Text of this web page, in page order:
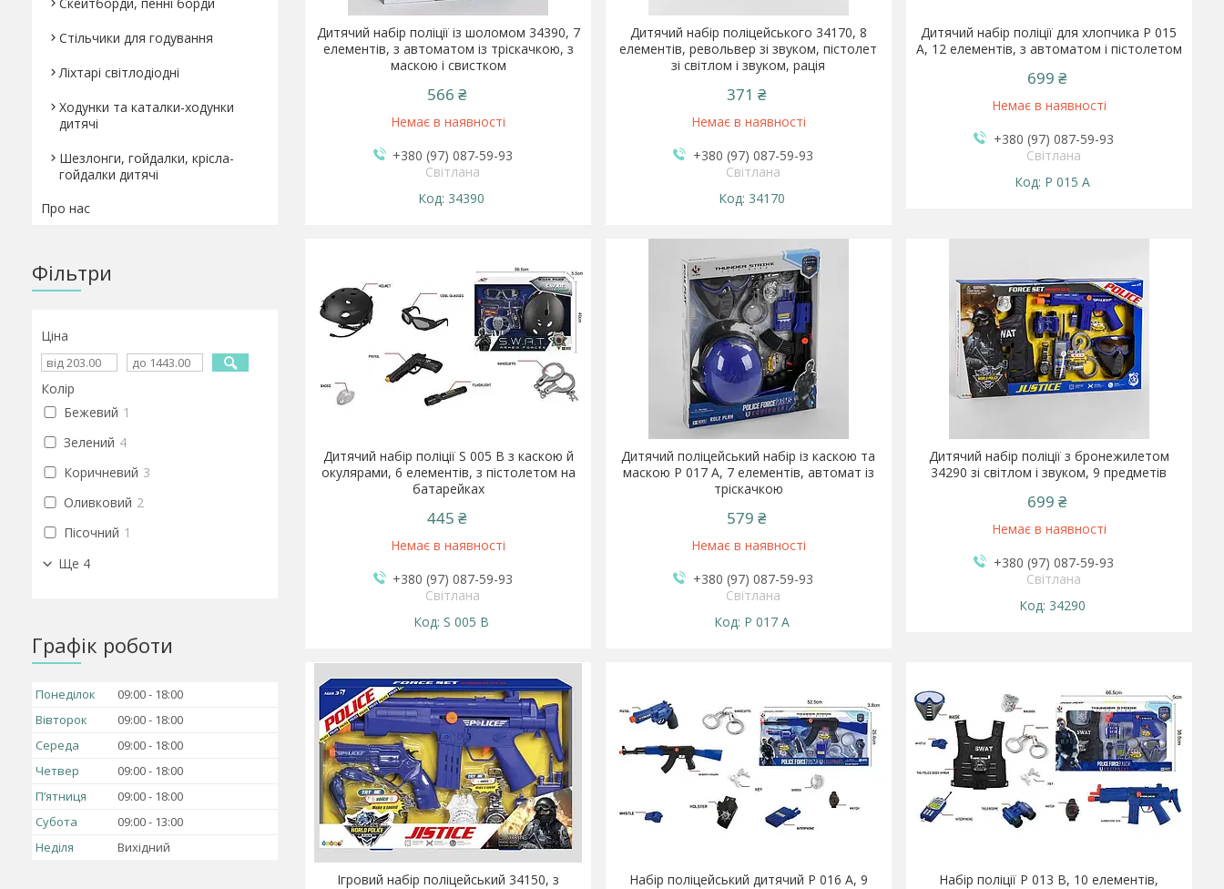
Дитячий набір поліції із шоломом 34390, 7
елементів, з автоматом із тріскачкою, з
маскою і свистком
566 ₴
Немає в наявності
+380 (97) 087-59-93
Світлана
34390
Дитячий набір поліцейського 34170, 8
елементів, револьвер зі звуком, пістолет
зі світлом і звуком, рація
371 ₴
Немає в наявності
+380 (97) 087-59-93
Світлана
34170
Дитячий набір поліції для хлопчика Р 015
А, 12 елементів, з автоматом і пістолетом
699 ₴
Немає в наявності
+380 (97) 087-59-93
Світлана
Р 015 А
Дитячий набір поліції S 005 B з каскою й
окулярами, 6 елементів, з пістолетом на
батарейках
445 ₴
Немає в наявності
+380 (97) 087-59-93
Світлана
S 005 B
Дитячий поліцейський набір із каскою та
маскою P 017 A, 7 елементів, автомат із
тріскачкою
579 ₴
Немає в наявності
+380 (97) 087-59-93
Світлана
P 017 A
Дитячий набір поліції з бронежилетом
34290 зі світлом і звуком, 9 предметів
699 ₴
Немає в наявності
+380 (97) 087-59-93
Світлана
34290
Ігровий набір поліцейський 34150, з
Набір поліцейський дитячий P 016 A, 9
Набір поліції P 013 B, 10 елементів,
Стільчики для годування
Ліхтарі світлодіодні
Ходунки та каталки-ходунки
дитячі
Шезлонги, гойдалки, крісла-
гойдалки дитячі
Про нас
Фільтри
Ціна
Колір
Бежевий 1
Зелений 4
Коричневий 3
Оливковий 2
Пісочний 1
Ще 4
Графік роботи
Понеділок 09:00
18:00
Вівторок
09:00
18:00
Середа
09:00
18:00
Четвер
09:00
18:00
Пʼятниця
09:00
18:00
Субота
09:00
13:00
Неділя
Вихідний